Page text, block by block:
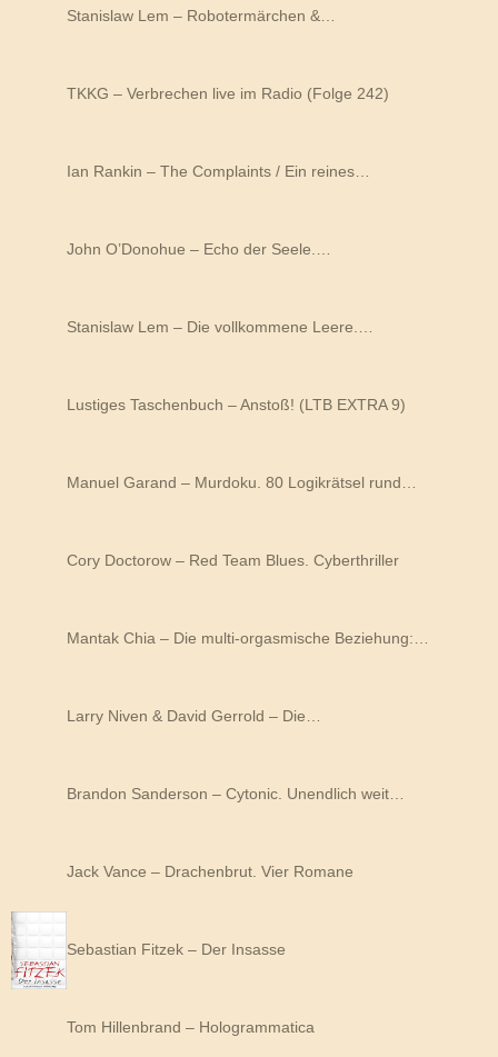
Stanislaw Lem – Robotermärchen &…
TKKG – Verbrechen live im Radio (Folge 242)
Ian Rankin – The Complaints / Ein reines…
John O’Donohue – Echo der Seele.…
Stanislaw Lem – Die vollkommene Leere.…
Lustiges Taschenbuch – Anstoß! (LTB EXTRA 9)
Manuel Garand – Murdoku. 80 Logikrätsel rund…
Cory Doctorow – Red Team Blues. Cyberthriller
Mantak Chia – Die multi-orgasmische Beziehung:…
Larry Niven & David Gerrold – Die…
Brandon Sanderson – Cytonic. Unendlich weit…
Jack Vance – Drachenbrut. Vier Romane
Sebastian Fitzek – Der Insasse
Tom Hillenbrand – Hologrammatica